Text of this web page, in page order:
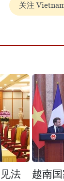
关注
法
越南